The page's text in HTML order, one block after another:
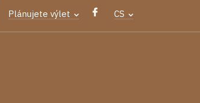
Plánujete výlet CS